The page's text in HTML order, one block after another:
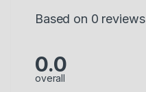
Based on 0 reviews
0.0
overall